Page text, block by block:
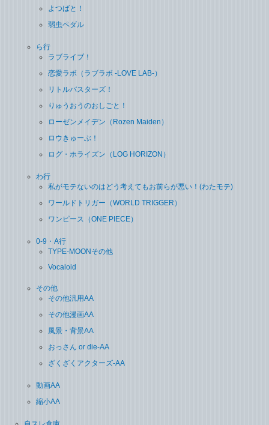
よつばと！
弱虫ペダル
ら行
ラブライブ！
恋愛ラボ（ラブラボ ‐LOVE LAB‐）
リトルバスターズ！
りゅうおうのおしごと！
ローゼンメイデン（Rozen Maiden）
ロウきゅーぶ！
ログ・ホライズン（LOG HORIZON）
わ行
私がモテないのはどう考えてもお前らが悪い！(わたモテ)
ワールドトリガー（WORLD TRIGGER）
ワンピース（ONE PIECE）
0-9・A行
TYPE-MOONその他
Vocaloid
その他
その他汎用AA
その他漫画AA
風景・背景AA
おっさん or die-AA
ざくざくアクターズ-AA
動画AA
縮小AA